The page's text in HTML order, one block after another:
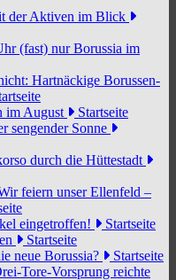
der Aktiven im Blick
(fast) nur Borussia im
Hartnäckige Borussen-
im August
Startseite
sengender Sonne
durch die Hüttestadt
feiern unser Ellenfeld –
eingetroffen!
Startseite
Startseite
neue Borussia?
Startseite
Tore-Vorsprung reichte